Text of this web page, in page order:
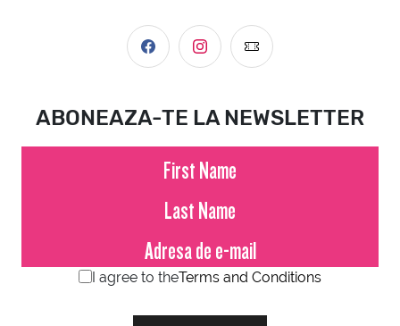
ABONEAZA-TE LA NEWSLETTER
I agree to theTerms and Conditions